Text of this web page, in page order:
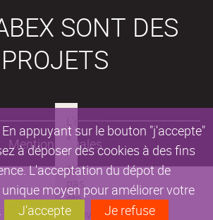
appuyant sur le bouton "j'accepte"
à déposer des cookies à des fins
L'acceptation du dépot de
moyen pour améliorer votre
J'accepte Je refuse
SONT DES
PROJETS
Mentions légales